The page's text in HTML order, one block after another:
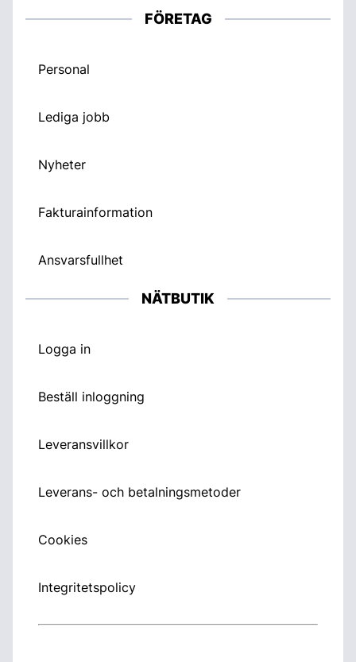
FÖRETAG
Personal
Lediga jobb
Nyheter
Fakturainformation
Ansvarsfullhet
NÄTBUTIK
Logga in
Beställ inloggning
Leveransvillkor
Leverans- och betalningsmetoder
Cookies
Integritetspolicy